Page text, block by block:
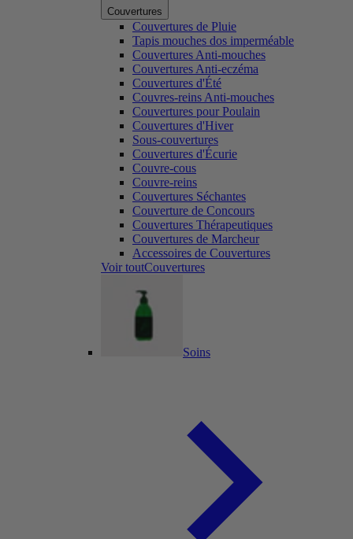
Couvertures
Couvertures de Pluie
Tapis mouches dos imperméable
Couvertures Anti-mouches
Couvertures Anti-eczéma
Couvertures d'Été
Couvres-reins Anti-mouches
Couvertures pour Poulain
Couvertures d'Hiver
Sous-couvertures
Couvertures d'Écurie
Couvre-cous
Couvre-reins
Couvertures Séchantes
Couverture de Concours
Couvertures Thérapeutiques
Couvertures de Marcheur
Accessoires de Couvertures
Voir toutCouvertures
Soins